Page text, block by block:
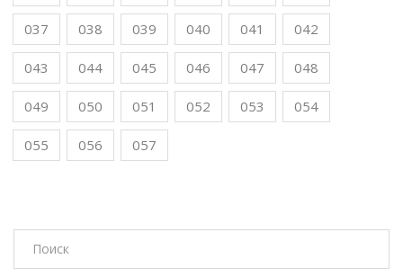
037 038 039 040 041 042
043 044 045 046 047 048
049 050 051 052 053 054
055 056 057